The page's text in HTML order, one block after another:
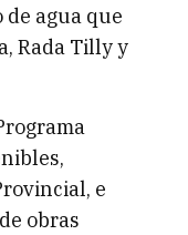
agua que
Rada Tilly y
e
obras